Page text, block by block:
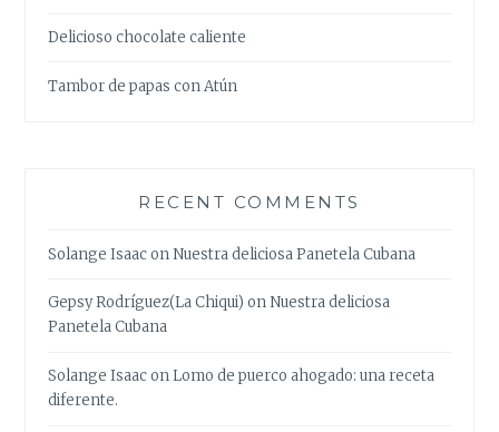
Delicioso chocolate caliente
Tambor de papas con Atún
RECENT COMMENTS
Solange IsaaconNuestra deliciosa Panetela Cubana
Gepsy Rodríguez(La Chiqui) onNuestra deliciosa
Panetela Cubana
Solange IsaaconLomo de puerco ahogado: una receta
diferente.